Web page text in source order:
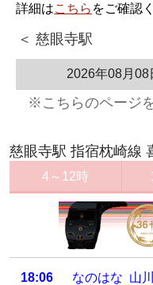
詳細はこちら をご確認
＜ 慈眼寺駅
2026年08月08
※こちらのページ
慈眼寺駅 指宿枕崎線
4～12時
18:06 なのはな 山